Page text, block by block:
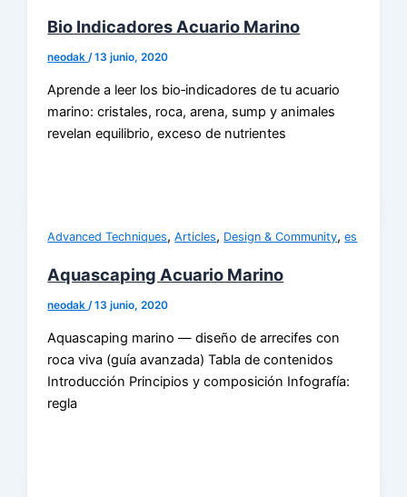
Bio Indicadores Acuario Marino
neodak/13 junio, 2020
Aprende a leer los bio‑indicadores de tu acuario
marino: cristales, roca, arena, sump y animales
revelan equilibrio, exceso de nutrientes
Advanced Techniques,Articles, Design & Community,es
Aquascaping Acuario Marino
neodak/13 junio, 2020
Aquascaping marino — diseño de arrecifes con
roca viva (guía avanzada) Tabla de contenidos
Introducción Principios y composición Infografía:
regla